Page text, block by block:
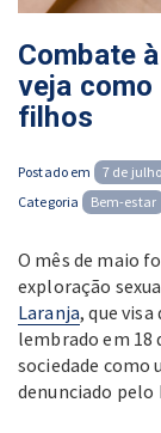
Combate
veja
filhos
Postado em Posted
on
7 de
Categoria
Bem-estar
O mês de maio
exploração
Laranja, que
lembrado em 18
sociedade como
denunciado pelo